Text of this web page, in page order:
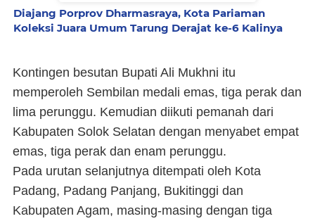
Diajang Porprov Dharmasraya, Kota Pariaman
Koleksi Juara Umum Tarung Derajat ke-6 Kalinya
Kontingen besutan Bupati Ali Mukhni itu
memperoleh Sembilan medali emas, tiga perak dan
lima perunggu. Kemudian diikuti pemanah dari
Kabupaten Solok Selatan dengan menyabet empat
emas, tiga perak dan enam perunggu.
Pada urutan selanjutnya ditempati oleh Kota
Padang, Padang Panjang, Bukitinggi dan
Kabupaten Agam, masing-masing dengan tiga